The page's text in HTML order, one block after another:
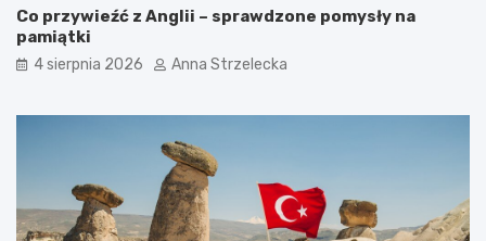
Co przywieźć z Anglii – sprawdzone pomysły na
pamiątki
4 sierpnia 2026 Anna Strzelecka